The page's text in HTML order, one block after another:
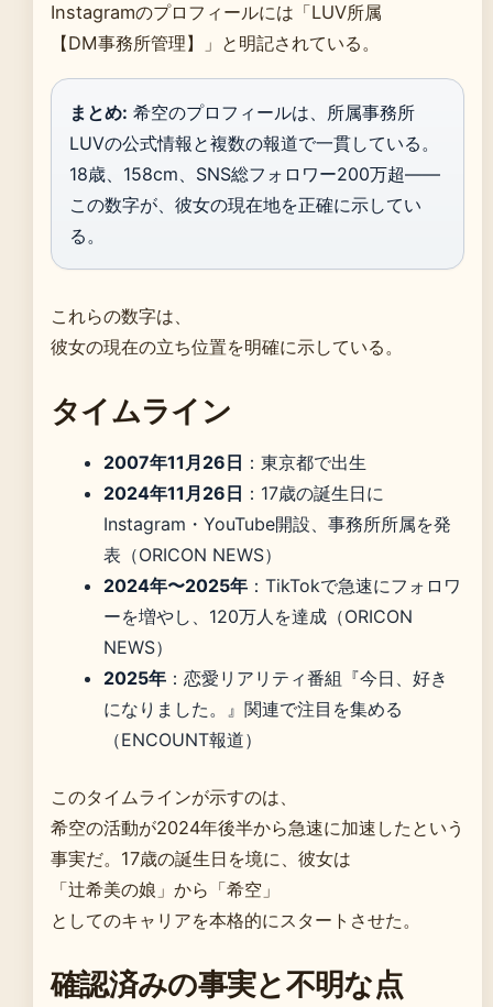
Instagramのプロフィールには「LUV所属
【DM事務所管理】」と明記されている。
まとめ: 希空のプロフィールは、所属事務所
LUVの公式情報と複数の報道で一貫している。
18歳、158cm、SNS総フォロワー200万超——
この数字が、彼女の現在地を正確に示してい
る。
これらの数字は、
彼女の現在の立ち位置を明確に示している。
タイムライン
2007年11月26日 ：東京都で出生
2024年11月26日 ：17歳の誕生日に
Instagram・YouTube開設、事務所所属を発
表（ORICON NEWS）
2024年〜2025年 ：TikTokで急速にフォロワ
ーを増やし、120万人を達成（ORICON
NEWS）
2025年 ：恋愛リアリティ番組『今日、好き
になりました。』関連で注目を集める
（ENCOUNT報道）
このタイムラインが示すのは、
希空の活動が2024年後半から急速に加速したという
事実だ。17歳の誕生日を境に、彼女は
「辻希美の娘」から「希空」
としてのキャリアを本格的にスタートさせた。
確認済みの事実と不明な点